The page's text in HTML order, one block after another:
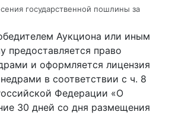
государственной пошлины за
Аукциона или иным
предоставляется право
и оформляется лицензия
в соответствии с ч. 8
Федерации «О
30 дней со дня размещения